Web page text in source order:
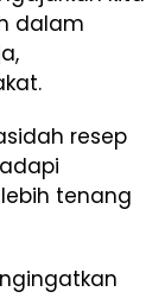
dalam
resep
tenang